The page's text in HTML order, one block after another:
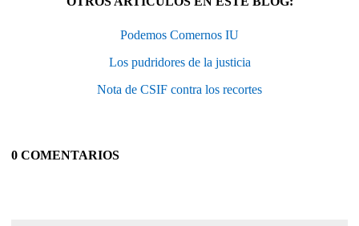
Podemos Comernos IU
Los pudridores de la justicia
Nota de CSIF contra los recortes
0 COMENTARIOS